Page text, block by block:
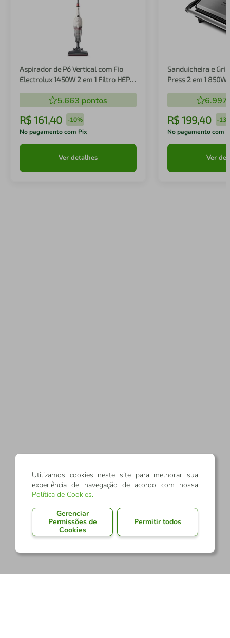
Aspirador de Pó Vertical com Fio
Electrolux 1450W 2 em 1 Filtro HEPA
5.663 pontos
R$ 161,40 -10%
No pagamento com Pix
Ver detalhes
Sanduicheira e
Press 2 em 1 850W
6.997
R$ 199,40 -
No pagamento com
Ver
Utilizamos cookies neste site para melhorar sua
experiência de navegação de acordo com nossa
Política de Cookies.
Gerenciar
Permissões de
Cookies
Permitir todos